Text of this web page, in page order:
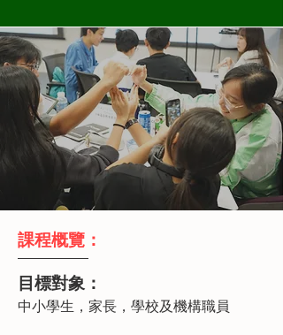
課程概覽：
目標對象：
中小學生，家長，學校及機構職員